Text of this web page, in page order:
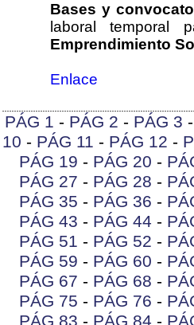
Bases y
laboral temporal
Emprendimiento
Enlace
PÁG 1 - PÁG 2 - PÁG 3 -
10 - PÁG 11 - PÁG 12 -
PÁG 19 - PÁG 20 -
PÁG 27 - PÁG 28 -
PÁG 35 - PÁG 36 -
PÁG 43 - PÁG 44 -
PÁG 51 - PÁG 52 -
PÁG 59 - PÁG 60 -
PÁG 67 - PÁG 68 -
PÁG 75 - PÁG 76 -
PÁG 83 - PÁG 84 -